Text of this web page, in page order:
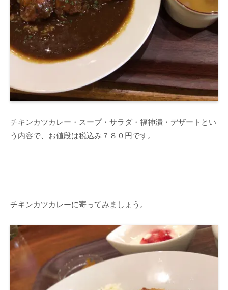
チキンカツカレー・スープ・サラダ・福神漬・デザートとい
う内容で、お値段は税込み７８０円です。
チキンカツカレーに寄ってみましょう。